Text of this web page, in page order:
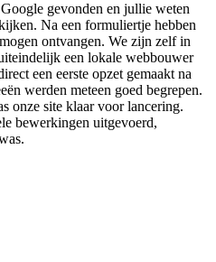
gevonden en jullie weten
Na een formuliertje hebben
ontvangen. We zijn zelf in
een lokale webbouwer
een eerste opzet gemaakt na
werden meteen goed begrepen.
onze site klaar voor lancering.
bewerkingen uitgevoerd,